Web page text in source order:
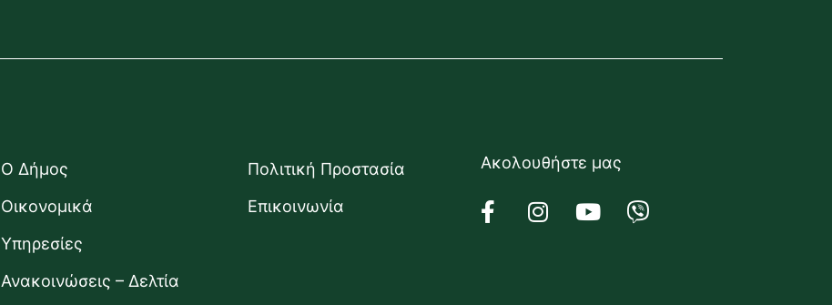
Ο Δήμος
Οικονομικά
Υπηρεσίες
Ανακοινώσεις – Δελτία
Πολιτική Προστασία
Επικοινωνία
Ακολουθήστε μας